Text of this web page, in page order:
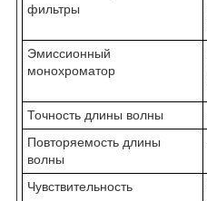
фильтры
Эмиссионный
монохроматор
Точность длины волны
Повторяемость длины
волны
Чувствительность